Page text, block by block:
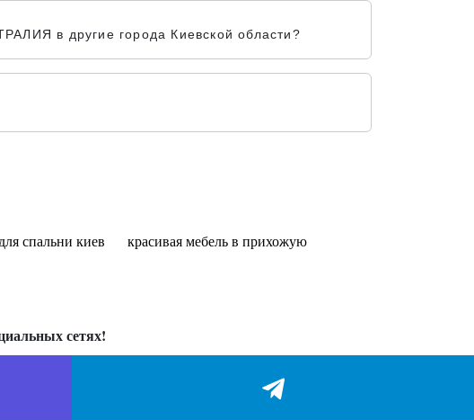
в другие города Киевской области?
спальни киев
красивая мебель в прихожую
сетях!